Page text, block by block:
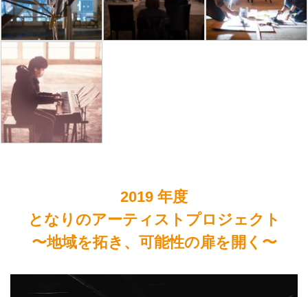
2019 年度
となりのアーティストプロジェクト
〜地域を拓き、可能性の扉を開く〜